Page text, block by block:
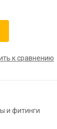
к сравнению
и фитинги